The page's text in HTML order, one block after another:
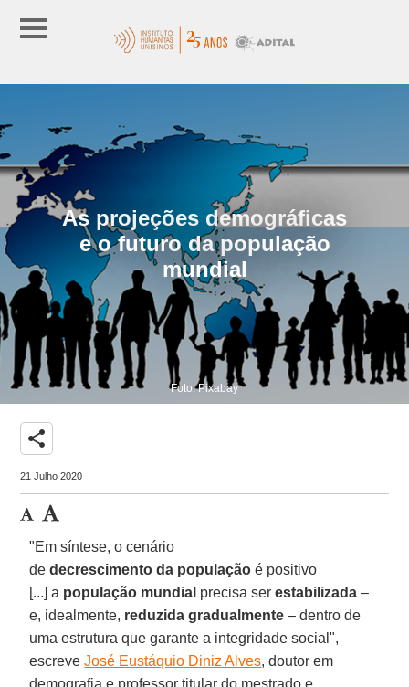
As projeções demográficas
e o futuro da população
mundial
Foto: Pixabay
share
21 Julho 2020
"Em síntese, o cenário
dedecrescimento da população é positivo
[...] a população mundial precisa serestabilizada –
e, idealmente, reduzida gradualmente – dentro de
uma estrutura que garante a integridade social",
escreveJosé Eustáquio Diniz Alves, doutor em
demografia e professor titular do mestrado e